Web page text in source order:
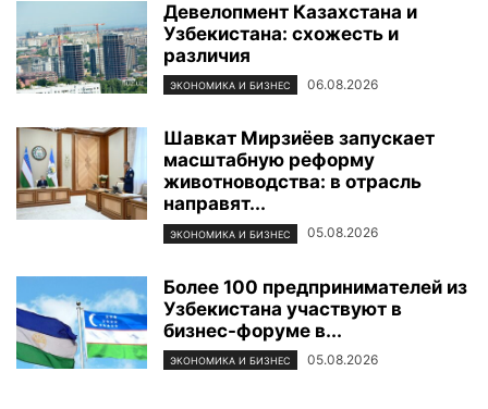
Девелопмент Казахстана и
Узбекистана: схожесть и
различия
ЭКОНОМИКА И БИЗНЕС 06.08.2026
Шавкат Мирзиёев запускает
масштабную реформу
животноводства: в отрасль
направят...
ЭКОНОМИКА И БИЗНЕС 05.08.2026
Более 100 предпринимателей из
Узбекистана участвуют в
бизнес-форуме в...
ЭКОНОМИКА И БИЗНЕС 05.08.2026